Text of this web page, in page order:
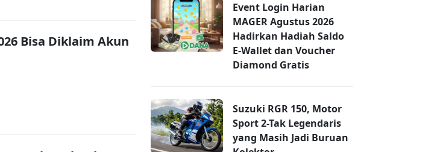
Bisa Diklaim Akun
Event Login Harian
MAGER Agustus 2026
Hadirkan Hadiah Saldo
E-Wallet dan Voucher
Diamond Gratis
Suzuki RGR 150, Motor
Sport 2-Tak Legendaris
yang Masih Jadi Buruan